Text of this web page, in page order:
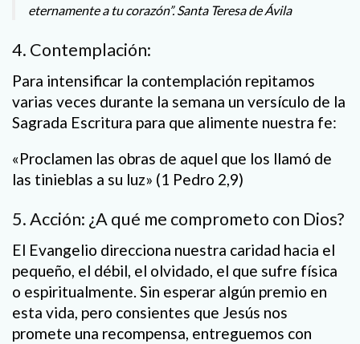
eternamente a tu corazón”. Santa Teresa de Ávila
4. Contemplación:
Para intensificar la contemplación repitamos
varias veces durante la semana un versículo de la
Sagrada Escritura para que alimente nuestra fe:
«Proclamen las obras de aquel que los llamó de
las tinieblas a su luz» (1 Pedro 2,9)
5. Acción: ¿A qué me comprometo con Dios?
El Evangelio direcciona nuestra caridad hacia el
pequeño, el débil, el olvidado, el que sufre física
o espiritualmente. Sin esperar algún premio en
esta vida, pero consientes que Jesús nos
promete una recompensa, entreguemos con